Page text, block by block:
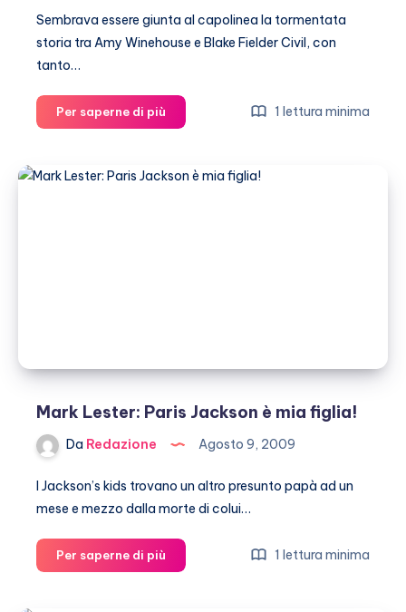
Sembrava essere giunta al capolinea la tormentata
storia tra Amy Winehouse e Blake Fielder Civil, con
tanto…
Per saperne di più
Winehouse
Blake:
1 lettura minima
Mark Lester: Paris Jackson è mia figlia!
Da Redazione Agosto 9, 2009
I Jackson’s kids trovano un altro presunto papà ad un
mese e mezzo dalla morte di colui…
Per saperne di più
Lester:
1 lettura minima